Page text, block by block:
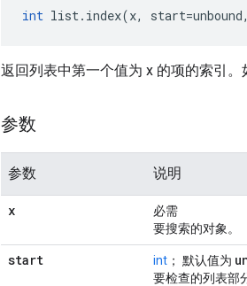
int list.index(x, start=unbound,
返回列表中第一个值为 x 的项的索引。
参数
参数 说明
x
必需
要搜索的对象。
start int ； 默认值为
要检查的列表部